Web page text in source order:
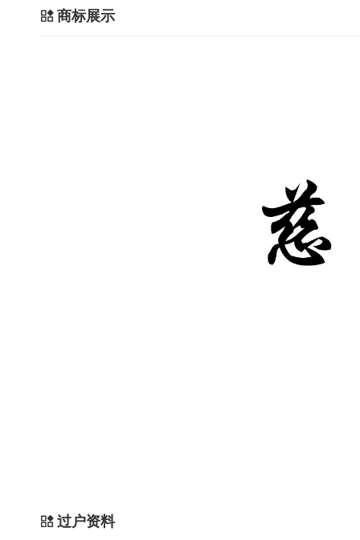
商标展示
过户资料